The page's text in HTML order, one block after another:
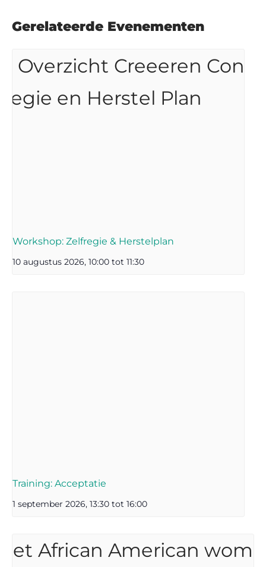
Gerelateerde Evenementen
Workshop: Zelfregie & Herstelplan
10 augustus 2026, 10:00 tot 11:30
Training: Acceptatie
1 september 2026, 13:30 tot 16:00